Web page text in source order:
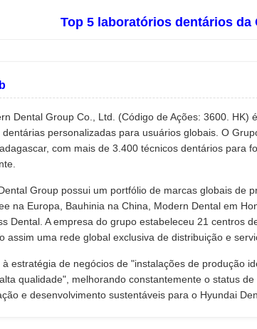
Top 5 laboratórios dentários da
Dental Group Co., Ltd. (Código de Ações: 3600. HK)
personalizadas para usuários globais. O
com mais de 3.400 técnicos dentários para
Group possui um portfólio de marcas globais de
na Europa, Bauhinia na China, Modern Dental em
Dental. A empresa do grupo estabeleceu 21 centros
assim uma rede global exclusiva de distribuição e
estratégia de negócios de "instalações de produção
qualidade", melhorando constantemente o status
e desenvolvimento sustentáveis para o Hyundai